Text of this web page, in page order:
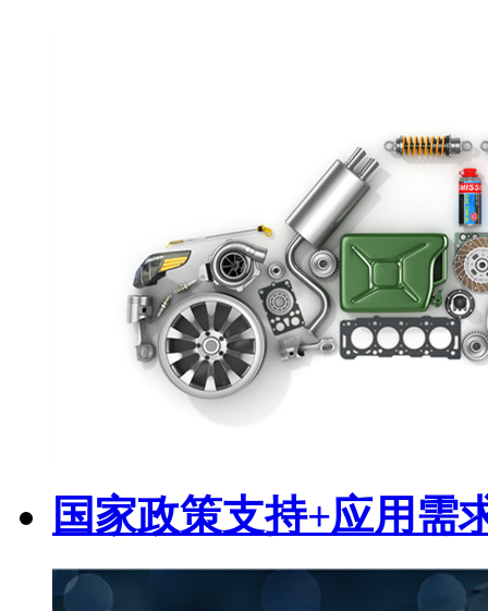
国家政策支持+应用需